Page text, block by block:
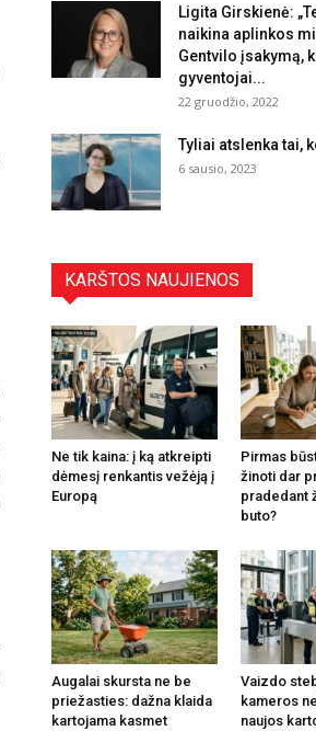
Ligita Girskienė:
naikina aplinkos
Gentvilo įsakymą,
gyventojai...
22 gruodžio, 2022
Tyliai atslenka tai,
6 sausio, 2023
KARŠTOS NAUJIENOS
Ne tik kaina: į ką atkreipti
dėmesį renkantis vežėją į
Europą
Pirmas
žinoti dar
pradedant
buto?
Augalai skursta ne be
priežasties: dažna klaida
kartojama kasmet
Vaizdo
kameros
naujos